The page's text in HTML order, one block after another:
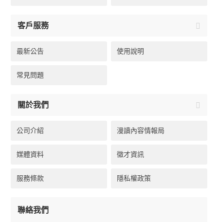
客戶服務
最新公告 使用說明
常見問題
關於我們
公司介紹 漫讀內容情報局
媒體資料 徵才資訊
服務條款 隱私權政策
聯絡我們